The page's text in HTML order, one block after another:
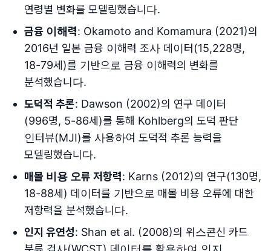
연령별 변화를 모델링했습니다.
금융 이해력: Okamoto and Komamura (2021)의
2016년 일본 금융 이해력 조사 데이터(15,228명,
18-79세)를 기반으로 금융 이해력의 변화를
분석했습니다.
도덕적 추론: Dawson (2002)의 연구 데이터
(996명, 5-86세)를 통해 Kohlberg의 도덕 판단
인터뷰(MJI)를 사용하여 도덕적 추론 능력을
모델링했습니다.
매몰 비용 오류 저항력: Karns (2012)의 연구(130명,
18-88세) 데이터를 기반으로 매몰 비용 오류에 대한
저항력을 분석했습니다.
인지 유연성: Shan et al. (2008)의 위스콘신 카드